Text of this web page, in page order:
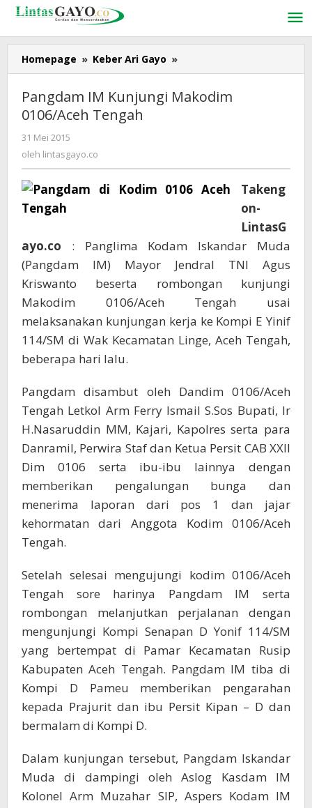
Lewati
konten
Homepage » Keber Ari Gayo »
IM
Kunjungi
Makodim
Pangdam IM Kunjungi Makodim
0106/Aceh Tengah
31 Mei 2015
lintasgayo.co
oleh lintasgayo.co
Takeng
on-
LintasG
ayo.co : Panglima Kodam Iskandar Muda
(Pangdam IM) Mayor Jendral TNI Agus
Kriswanto beserta rombongan kunjungi
Makodim 0106/Aceh Tengah usai
melaksanakan kunjungan kerja ke Kompi E Yinif
114/SM di Wak Kecamatan Linge, Aceh Tengah,
beberapa hari lalu.
Pangdam disambut oleh Dandim 0106/Aceh
Tengah Letkol Arm Ferry Ismail S.Sos Bupati, Ir
H.Nasaruddin MM, Kajari, Kapolres serta para
Danramil, Perwira Staf dan Ketua Persit CAB XXII
Dim 0106 serta ibu-ibu lainnya dengan
memberikan pengalungan bunga dan
menerima laporan dari pos 1 dan jajar
kehormatan dari Anggota Kodim 0106/Aceh
Tengah.
Setelah selesai mengujungi kodim 0106/Aceh
Tengah sore harinya Pangdam IM serta
rombongan melanjutkan perjalanan dengan
mengunjungi Kompi Senapan D Yonif 114/SM
yang bertempat di Pamar Kecamatan Rusip
Kabupaten Aceh Tengah. Pangdam IM tiba di
Kompi D Pameu memberikan pengarahan
kepada Prajurit dan ibu Persit Kipan – D dan
bermalam di Kompi D.
Dalam kunjungan tersebut, Pangdam Iskandar
Muda di dampingi oleh Aslog Kasdam IM
Kolonel Arm Muzahar SIP, Aspers Kodam IM